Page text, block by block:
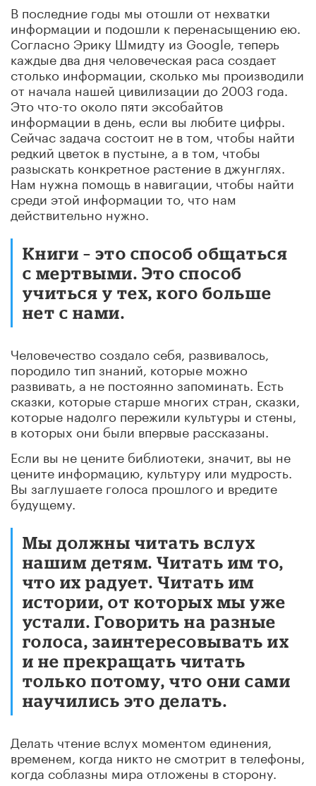
В последние годы мы отошли от нехватки
информации и подошли к перенасыщению ею.
Согласно Эрику Шмидту из Google, теперь
каждые два дня человеческая раса создает
столько информации, сколько мы производили
от начала нашей цивилизации до 2003 года.
Это что-то около пяти эксобайтов
информации в день, если вы любите цифры.
Сейчас задача состоит не в том, чтобы найти
редкий цветок в пустыне, а в том, чтобы
разыскать конкретное растение в джунглях.
Нам нужна помощь в навигации, чтобы найти
среди этой информации то, что нам
действительно нужно.
Книги – это способ общаться
с мертвыми. Это способ
учиться у тех, кого больше
нет с нами.
Человечество создало себя, развивалось,
породило тип знаний, которые можно
развивать, а не постоянно запоминать. Есть
сказки, которые старше многих стран, сказки,
которые надолго пережили культуры и стены,
в которых они были впервые рассказаны.
Если вы не цените библиотеки, значит, вы не
цените информацию, культуру или мудрость.
Вы заглушаете голоса прошлого и вредите
будущему.
Мы должны читать вслух
нашим детям. Читать им то,
что их радует. Читать им
истории, от которых мы уже
устали. Говорить на разные
голоса, заинтересовывать их
и не прекращать читать
только потому, что они сами
научились это делать.
Делать чтение вслух моментом единения,
временем, когда никто не смотрит в телефоны,
когда соблазны мира отложены в сторону.